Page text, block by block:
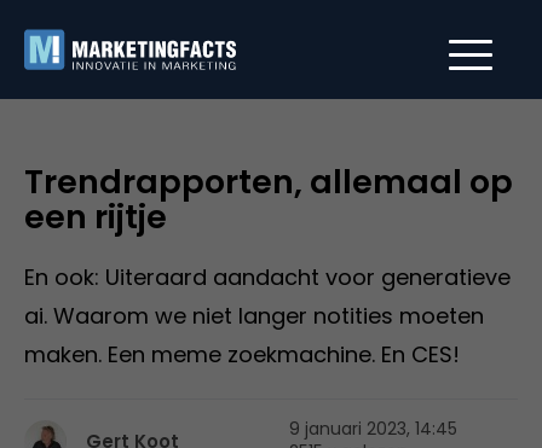
Trendrapporten, allemaal op
een rijtje
En ook: Uiteraard aandacht voor generatieve
ai. Waarom we niet langer notities moeten
maken. Een meme zoekmachine. En CES!
Gert Koot
9 januari 2023, 14:45